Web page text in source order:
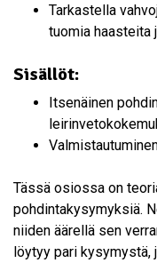
Tarkastella
tuomia haasteita
Sisällöt:
Itsenäinen
Tässä osiossa on
pohdintakysymyksiä.
niiden äärellä sen
löytyy pari kysymystä,